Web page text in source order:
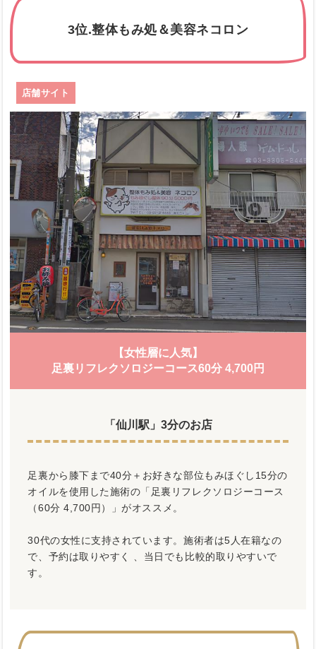
3位.整体もみ処＆美容ネコロン
店舗サイト
【女性層に人気】
足裏リフレクソロジーコース60分 4,700円
「仙川駅」3分のお店
足裏から膝下まで40分＋お好きな部位もみほぐし15分の
オイルを使用した施術の「足裏リフレクソロジーコース
（60分 4,700円）」がオススメ。
30代の女性に支持されています。施術者は5人在籍なの
で、予約は取りやすく 、当日でも比較的取りやすいで
す。